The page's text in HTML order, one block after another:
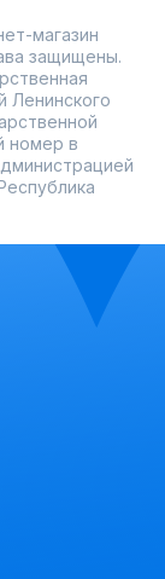
магазин
защищены.
Ленинского
номер в